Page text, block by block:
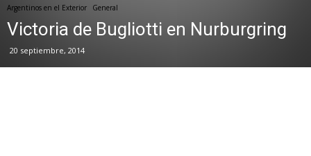
Argentinos en el Exterior General
Victoria de Bugliotti en Nurburgring
20 septiembre, 2014